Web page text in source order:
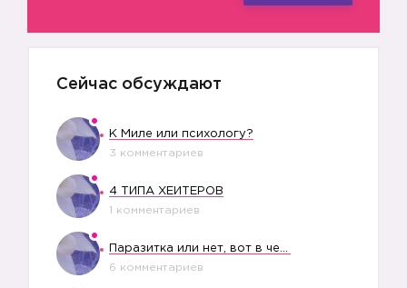
Сейчас обсуждают
К Миле или психологу?
3 комментариев
4 ТИПА ХЕЙТЕРОВ
1 комментариев
6 комментариев